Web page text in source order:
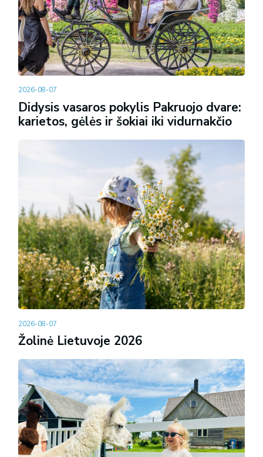
2026-08-07
Didysis vasaros pokylis Pakruojo dvare:
karietos, gėlės ir šokiai iki vidurnakčio
2026-08-07
Žolinė Lietuvoje 2026